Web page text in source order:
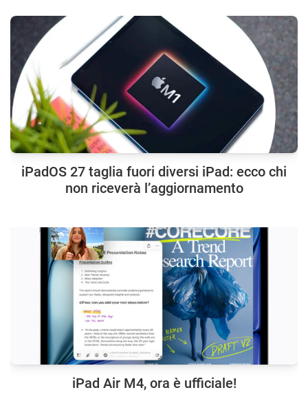
iPadOS 27 taglia fuori diversi iPad: ecco chi
non riceverà l’aggiornamento
iPad Air M4, ora è ufficiale!